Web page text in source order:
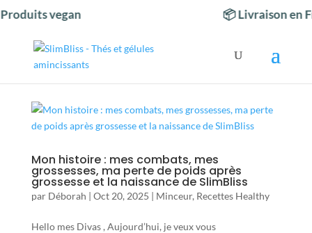
vegan 📦 Livraison en
Mon histoire : mes combats, mes
grossesses, ma perte de poids après
grossesse et la naissance de SlimBliss
par Déborah | Oct 20, 2025 | Minceur, Recettes Healthy
Hello mes Divas , Aujourd’hui, je veux vous